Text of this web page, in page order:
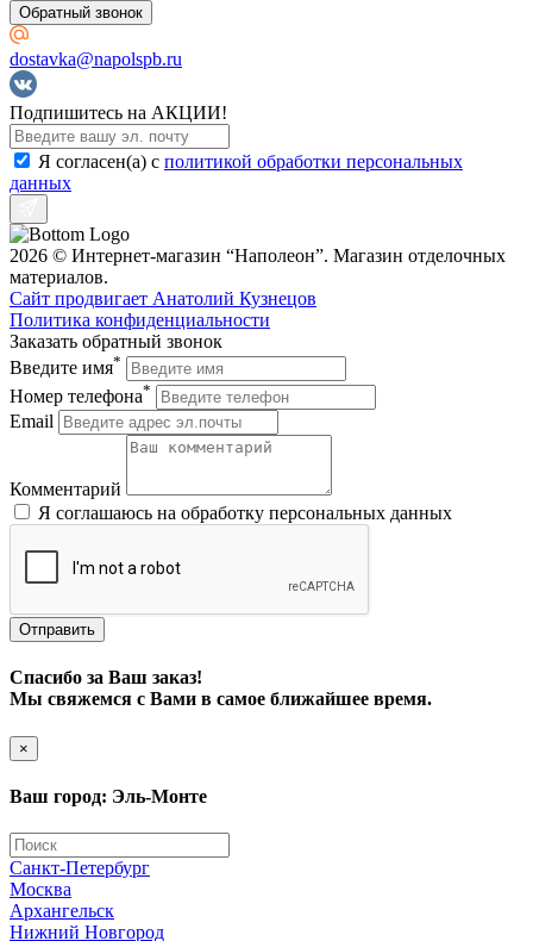
Обратный звонок
dostavka@napolspb.ru
Подпишитесь на АКЦИИ!
Я согласен(a) с политикой обработки персональных
данных
2026 © Интернет-магазин “Наполеон”. Магазин отделочных
материалов.
Сайт продвигает Анатолий Кузнецов
Политика конфиденциальности
Заказать обратный звонок
Введите имя*
Номер телефона*
Email
Комментарий
Я соглашаюсь на обработку персональных данных
Отправить
Спасибо за Ваш заказ!
Мы свяжемся с Вами в самое ближайшее время.
×
Ваш город: Эль-Монте
Санкт-Петербург
Москва
Архангельск
Нижний Новгород